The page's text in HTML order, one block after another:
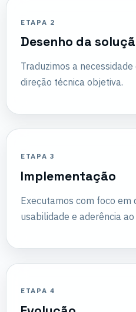
ETAPA 2
Desenho da
Traduzimos a
direção técnica objetiva.
ETAPA 3
Implementação
Executamos com foco em
usabilidade e aderência ao
ETAPA 4